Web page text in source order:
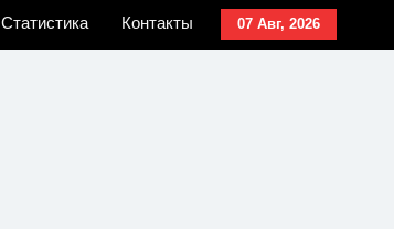
07 Авг, 2026
Статистика Контакты